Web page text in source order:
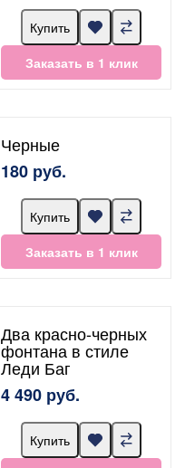
Купить
Заказать в 1 клик
Черные
180 руб.
Купить
Заказать в 1 клик
Два красно-черных
фонтана в стиле
Леди Баг
4 490 руб.
Купить